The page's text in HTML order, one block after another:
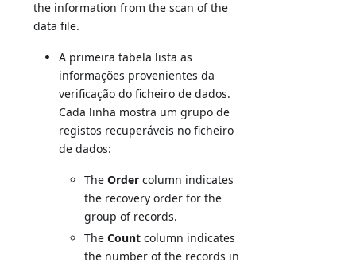
the information from the scan of the
data file.
A primeira tabela lista as
informações provenientes da
verificação do ficheiro de dados.
Cada linha mostra um grupo de
registos recuperáveis no ficheiro
de dados:
TheOrder column indicates
the recovery order for the
group of records.
TheCount column indicates
the number of the records in